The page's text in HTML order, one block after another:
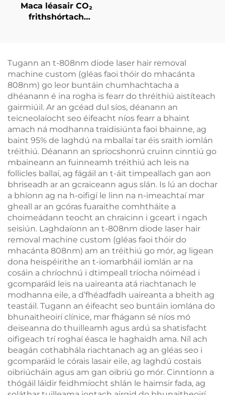
Maca léasair CO₂
frithshórtach
Tugann an t-808nm diode laser hair removal
machine custom (gléas faoi thóir do mhacánta
808nm) go leor buntáin chumhachtacha a
dhéanann é ina rogha is fearr do thréithiú aistíteach
gairmiúil. Ar an gcéad dul síos, déanann an
teicneolaíocht seo éifeacht níos fearr a bhaint
amach ná modhanna traidisiúnta faoi bhainne, ag
baint 95% de laghdú na mballaí tar éis sraith iomlán
tréithiú. Déanann an spriocshonrú cruinn cinntiú go
mbaineann an fuinneamh tréithiú ach leis na
follicles ballaí, ag fágáil an t-áit timpeallach gan aon
bhriseadh ar an gcraiceann agus slán. Is lú an dochar
a bhíonn ag na h-oifigí le linn na n-imeachtaí mar
gheall ar an gcóras fuaraithe comhtháite a
choimeádann teocht an chraicinn i gceart i ngach
seisiún. Laghdaíonn an t-808nm diode laser hair
removal machine custom (gléas faoi thóir do
mhacánta 808nm) am an tréithiú go mór, ag ligean
dona heispéirithe an t-iomarbháil iomlán ar na
cosáin a chríochnú i dtimpeall tríocha nóiméad i
gcomparáid leis na uaireanta atá riachtanach le
modhanna eile, a d’fhéadfadh uaireanta a bheith ag
teastáil. Tugann an éifeacht seo buntáin iomlána do
bhunaitheoirí clínice, mar fhágann sé níos mó
deiseanna do thuilleamh agus ardú sa shatisfacht
oifigeach trí roghaí éasca le haghaidh ama. Níl ach
beagán cothabhála riachtanach ag an gléas seo i
gcomparáid le córais lasair eile, ag laghdú costais
oibriúcháin agus am gan oibriú go mór. Cinntíonn a
thógáil láidir feidhmíocht shlán le haimsir fada, ag